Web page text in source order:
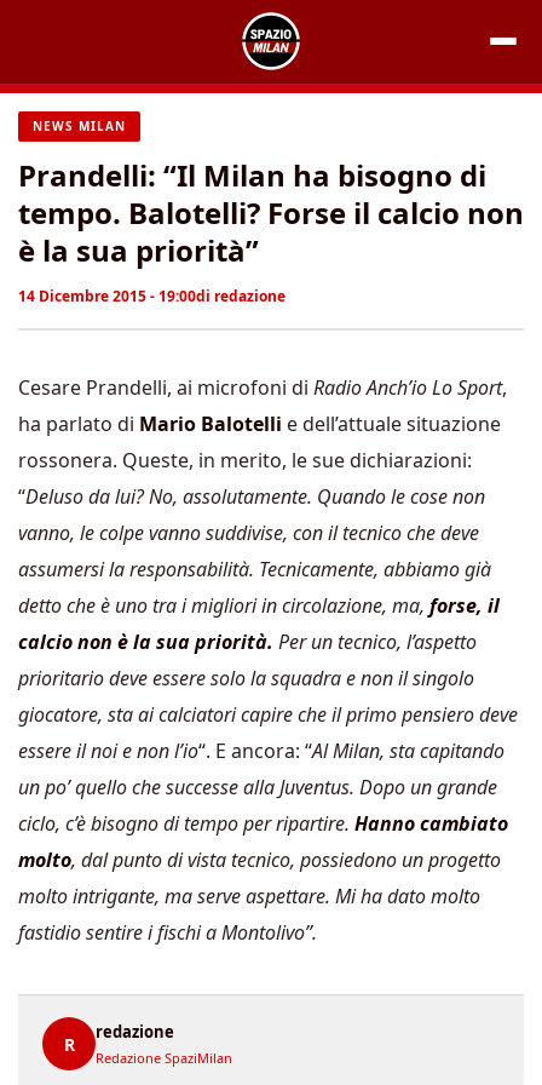
contenuto
NEWS MILAN
Prandelli: “Il Milan ha bisogno di
tempo. Balotelli? Forse il calcio non
è la sua priorità”
14 Dicembre 2015 - 19:00di redazione
Cesare Prandelli, ai microfoni di Radio Anch’io Lo Sport,
ha parlato di Mario Balotelli e dell’attuale situazione
rossonera. Queste, in merito, le sue dichiarazioni:
“Deluso da lui? No, assolutamente. Quando le cose non
vanno, le colpe vanno suddivise, con il tecnico che deve
assumersi la responsabilità. Tecnicamente, abbiamo già
detto che è uno tra i migliori in circolazione, ma, forse, il
calcio non è la sua priorità. Per un tecnico, l’aspetto
prioritario deve essere solo la squadra e non il singolo
giocatore, sta ai calciatori capire che il primo pensiero deve
essere il noi e non l’io“. E ancora: “Al Milan, stacapitando
un po’ quello che successe alla Juventus. Dopo un grande
ciclo, c’è bisogno di tempo per ripartire. Hanno cambiato
molto, dal punto di vista tecnico, possiedono un progetto
molto intrigante, ma serve aspettare. Mi ha dato molto
fastidio sentire i fischi a Montolivo”.
R
redazione
Redazione SpaziMilan